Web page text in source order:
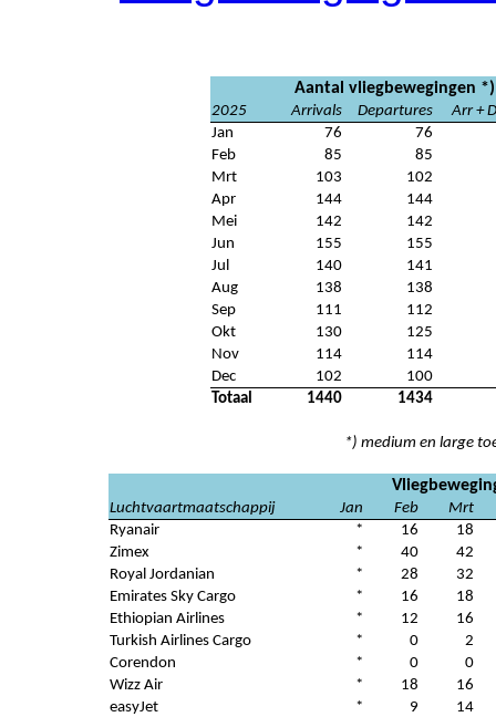
Aantal vliegbewegingen *)
2025 Arrivals Departures
Arr +
Jan
76
76
Feb
85
85
Mrt
103
102
Apr
144
144
Mei
142
142
Jun
155
155
Jul
140
141
Aug
138
138
Sep
111
112
Okt
130
125
Nov
114
114
Dec
102
100
Totaal
1440 1434
*) medium en large
Luchtvaartmaatschappij Jan Feb
Mrt
Ryanair
* 16
18
Zimex
* 40
42
Royal Jordanian
* 28
32
Emirates Sky Cargo
* 16
18
Ethiopian Airlines
* 12
16
Turkish Airlines Cargo
* 0
2
Corendon
* 0
0
Wizz Air
* 18
16
easyJet
* 9
14